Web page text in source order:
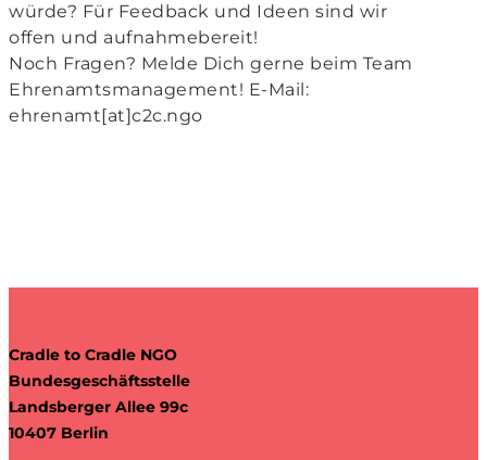
würde? Für Feedback und Ideen sind wir
offen und aufnahmebereit!
Noch Fragen? Melde Dich gerne beim Team
Ehrenamtsmanagement! E-Mail:
ehrenamt[at]c2c.ngo
Cradle to Cradle NGO
Bundesgeschäftsstelle
Landsberger Allee 99c
10407 Berlin